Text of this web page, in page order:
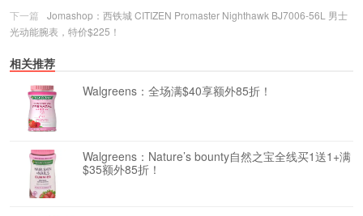
下一篇
Jomashop：西铁城 CITIZEN Promaster Nighthawk BJ7006-56L 男士
光动能腕表，特价$225！
相关推荐
Walgreens：全场满$40享额外85折！
Walgreens：Nature’s bounty自然之宝全线买1送1+满
$35额外85折！